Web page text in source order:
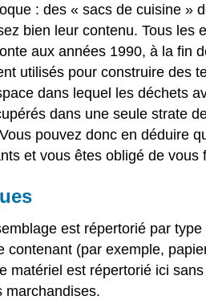
: des « sacs de cuisine »
bien leur contenu. Tous
aux années 1990, à la fin
utilisés pour construire des
dans lequel les déchets
dans une seule strate
pouvez donc en déduire
et vous êtes obligé de
est répertorié par
contenant (par exemple,
matériel est répertorié ici
marchandises.